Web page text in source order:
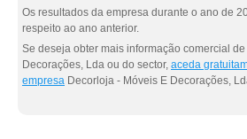
Os resultados da empresa durante o ano de
respeito ao ano anterior.
Se deseja obter mais informação comercial
Decorações, Lda ou do sector, aceda
empresa Decorloja - Móveis E Decorações,